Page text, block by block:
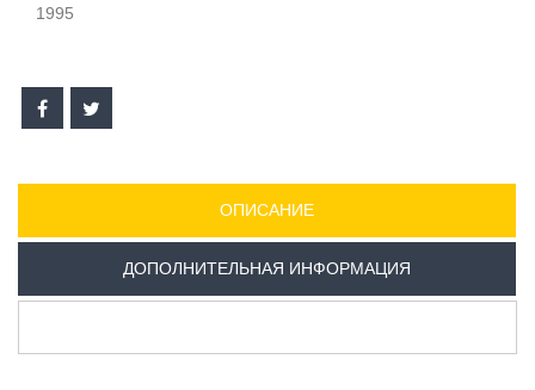
1995
ОПИСАНИЕ
ДОПОЛНИТЕЛЬНАЯ ИНФОРМАЦИЯ